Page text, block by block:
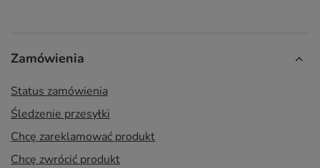
Zamówienia
Status zamówienia
Śledzenie przesyłki
Chcę zareklamować produkt
Chcę zwrócić produkt